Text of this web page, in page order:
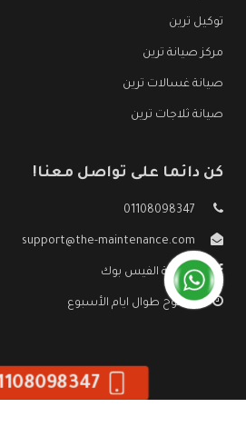
توكيل ترين
مركز صيانة ترين
صيانة غسالات ترين
صيانة ثلاجات ترين
كن دائما على تواصل معنا!
01108098347
support@the-maintenance.com
صفحة الفيس بوك
مفتوح طوال ايام الأسبوع